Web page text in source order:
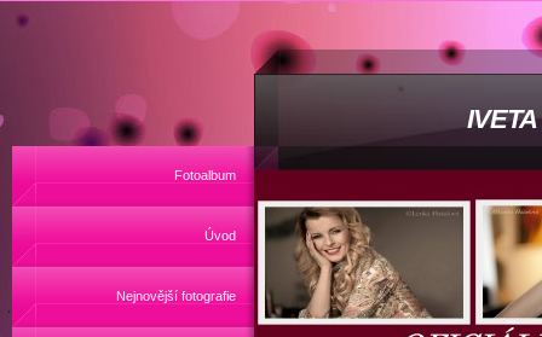
Fotoalbum
Úvod
Nejnovější fotografie